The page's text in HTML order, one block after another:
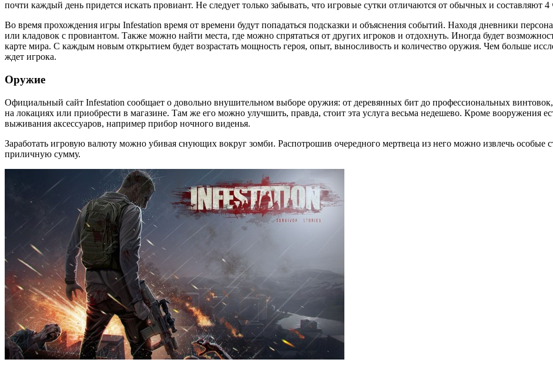
почти каждый день придется искать провиант. Не следует только забывать, что игровые сутки отличаются от обычных и составляют 4
Во время прохождения игры Infestation время от времени будут попадаться подсказки и объяснения событий. Находя дневники
или кладовок с провиантом. Также можно найти места, где можно спрятаться от других игроков и отдохнуть. Иногда будет
карте мира. С каждым новым открытием будет возрастать мощность героя, опыт, выносливость и количество оружия. Чем больше
ждет игрока.
Оружие
Официальный сайт Infestation сообщает о довольно внушительном выборе оружия: от деревянных бит до профессиональных
на локациях или приобрести в магазине. Там же его можно улучшить, правда, стоит эта услуга весьма недешево. Кроме вооружения
выживания аксессуаров, например прибор ночного виденья.
Заработать игровую валюту можно убивая снующих вокруг зомби. Распотрошив очередного мертвеца из него можно извлечь особые
приличную сумму.